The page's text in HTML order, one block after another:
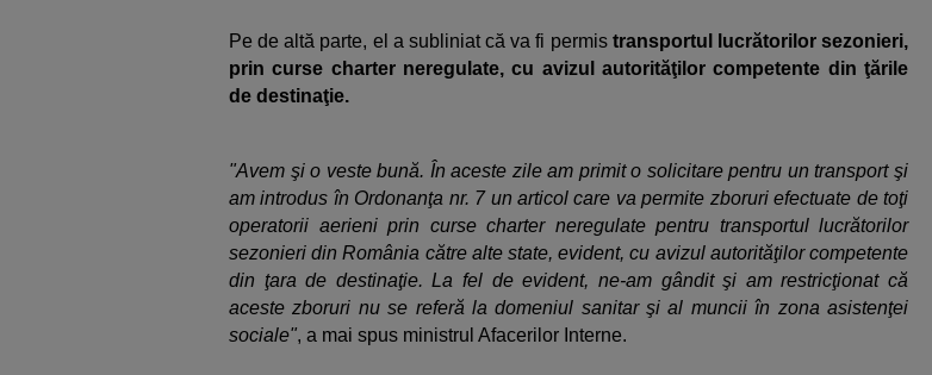
Pe de altă parte, el a subliniat că va fi permis transportul lucrătorilor sezonieri,
prin curse charter neregulate, cu avizul autorităţilor competente din ţările
de destinaţie.
"Avem şi o veste bună. În aceste zile am primit o solicitare pentru un transport şi
am introdus în Ordonanţa nr. 7 un articol care va permite zboruri efectuate de toţi
operatorii aerieni prin curse charter neregulate pentru transportul lucrătorilor
sezonieri din România către alte state, evident, cu avizul autorităţilor competente
din ţara de destinaţie. La fel de evident, ne-am gândit şi am restricţionat că
aceste zboruri nu se referă la domeniul sanitar şi al muncii în zona asistenţei
sociale", a mai spus ministrul Afacerilor Interne.